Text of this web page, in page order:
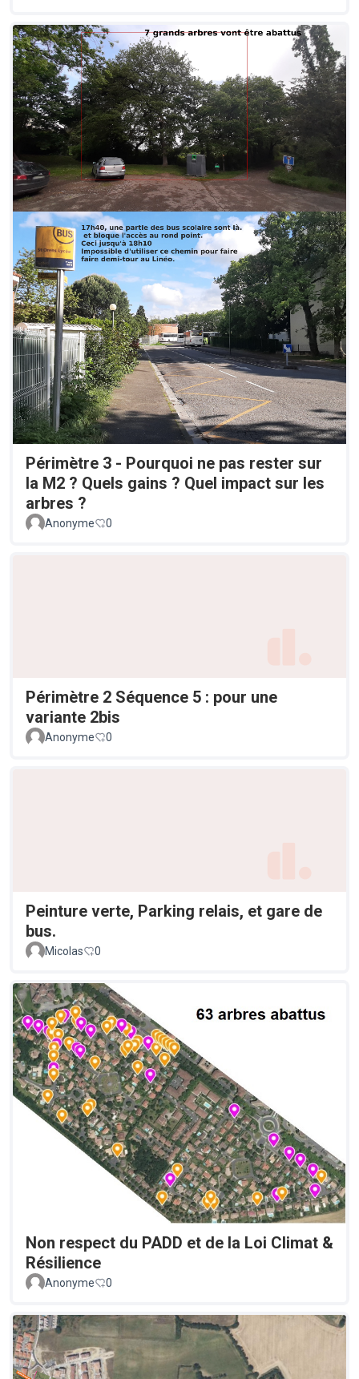
Périmètre 3 - Pourquoi ne pas rester sur
la M2 ? Quels gains ? Quel impact sur les
arbres ?
Anonyme 0
Périmètre 2 Séquence 5 : pour une
variante 2bis
Anonyme 0
Peinture verte, Parking relais, et gare de
bus.
Micolas 0
Non respect du PADD et de la Loi Climat &
Résilience
Anonyme 0